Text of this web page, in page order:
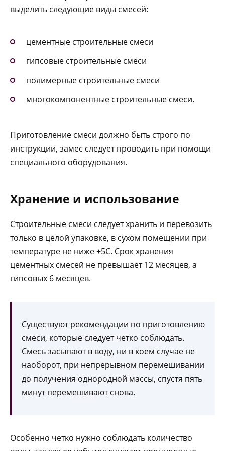
выделить следующие виды смесей:
цементные строительные смеси
гипсовые строительные смеси
полимерные строительные смеси
многокомпонентные строительные смеси.
Приготовление смеси должно быть строго по
инструкции, замес следует проводить при помощи
специального оборудования.
Хранение и использование
Строительные смеси следует хранить и перевозить
только в целой упаковке, в сухом помещении при
температуре не ниже +5С. Срок хранения
цементных смесей не превышает 12 месяцев, а
гипсовых 6 месяцев.
Существуют рекомендации по приготовлению
смеси, которые следует четко соблюдать.
Смесь засыпают в воду, ни в коем случае не
наоборот, при непрерывном перемешивании
до получения однородной массы, спустя пять
минут перемешивают снова.
Особенно четко нужно соблюдать количество